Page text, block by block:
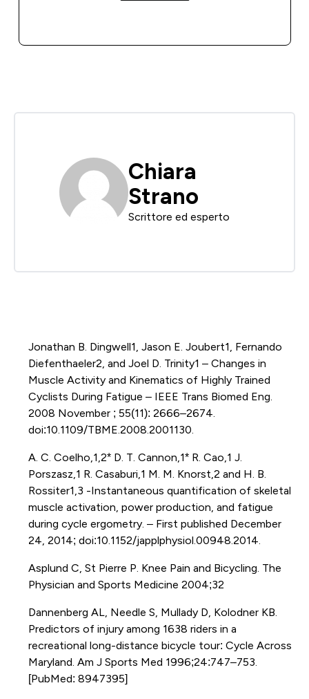
Chiara
Strano
Scrittore ed esperto
Jonathan B. Dingwell1, Jason E. Joubert1, Fernando
Diefenthaeler2, and Joel D. Trinity1 – Changes in
Muscle Activity and Kinematics of Highly Trained
Cyclists During Fatigue – IEEE Trans Biomed Eng.
2008 November ; 55(11): 2666–2674.
doi:10.1109/TBME.2008.2001130.
A. C. Coelho,1,2* D. T. Cannon,1* R. Cao,1 J.
Porszasz,1 R. Casaburi,1 M. M. Knorst,2 and H. B.
Rossiter1,3 -Instantaneous quantification of skeletal
muscle activation, power production, and fatigue
during cycle ergometry. – First published December
24, 2014; doi:10.1152/japplphysiol.00948.2014.
Asplund C, St Pierre P. Knee Pain and Bicycling. The
Physician and Sports Medicine 2004;32
Dannenberg AL, Needle S, Mullady D, Kolodner KB.
Predictors of injury among 1638 riders in a
recreational long-distance bicycle tour: Cycle Across
Maryland. Am J Sports Med 1996;24:747–753.
[PubMed: 8947395]